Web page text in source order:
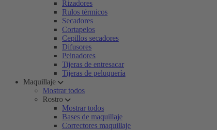
Rizadores
Rulos térmicos
Secadores
Cortapelos
Cepillos secadores
Difusores
Peinadores
Tijeras de entresacar
Tijeras de peluquería
Maquillaje
Mostrar todos
Rostro
Mostrar todos
Bases de maquillaje
Correctores maquillaje